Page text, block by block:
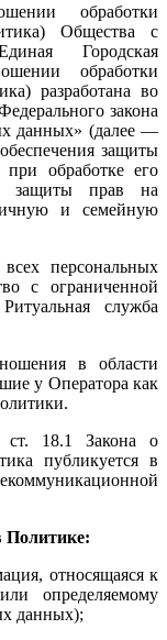
обработки
Общества с
Городская
обработки
разработана во
закона
данных» (далее —
защиты
обработке его
защиты прав на
и семейную
персональных
с ограниченной
служба
в области
у Оператора как
18.1 Закона о
публикуется в
Политике:
относящаяся к
определяемому
данных);